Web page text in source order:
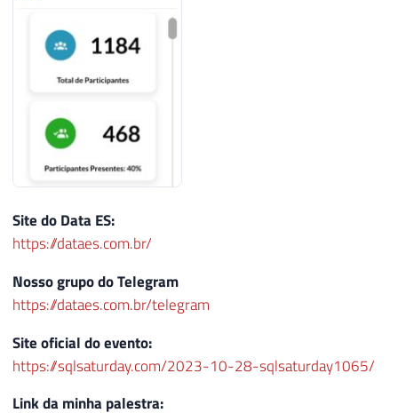
Site do Data ES:
https://dataes.com.br/
Nosso grupo do Telegram
https://dataes.com.br/telegram
Site oficial do evento:
https://sqlsaturday.com/2023-10-28-sqlsaturday1065/
Link da minha palestra: